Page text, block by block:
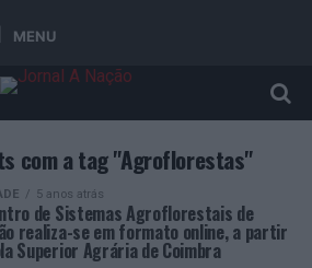
MENU
com a tag "Agroflorestas"
5 anos atrás
de Sistemas Agroflorestais de
realiza-se em formato online, a partir
Superior Agrária de Coimbra